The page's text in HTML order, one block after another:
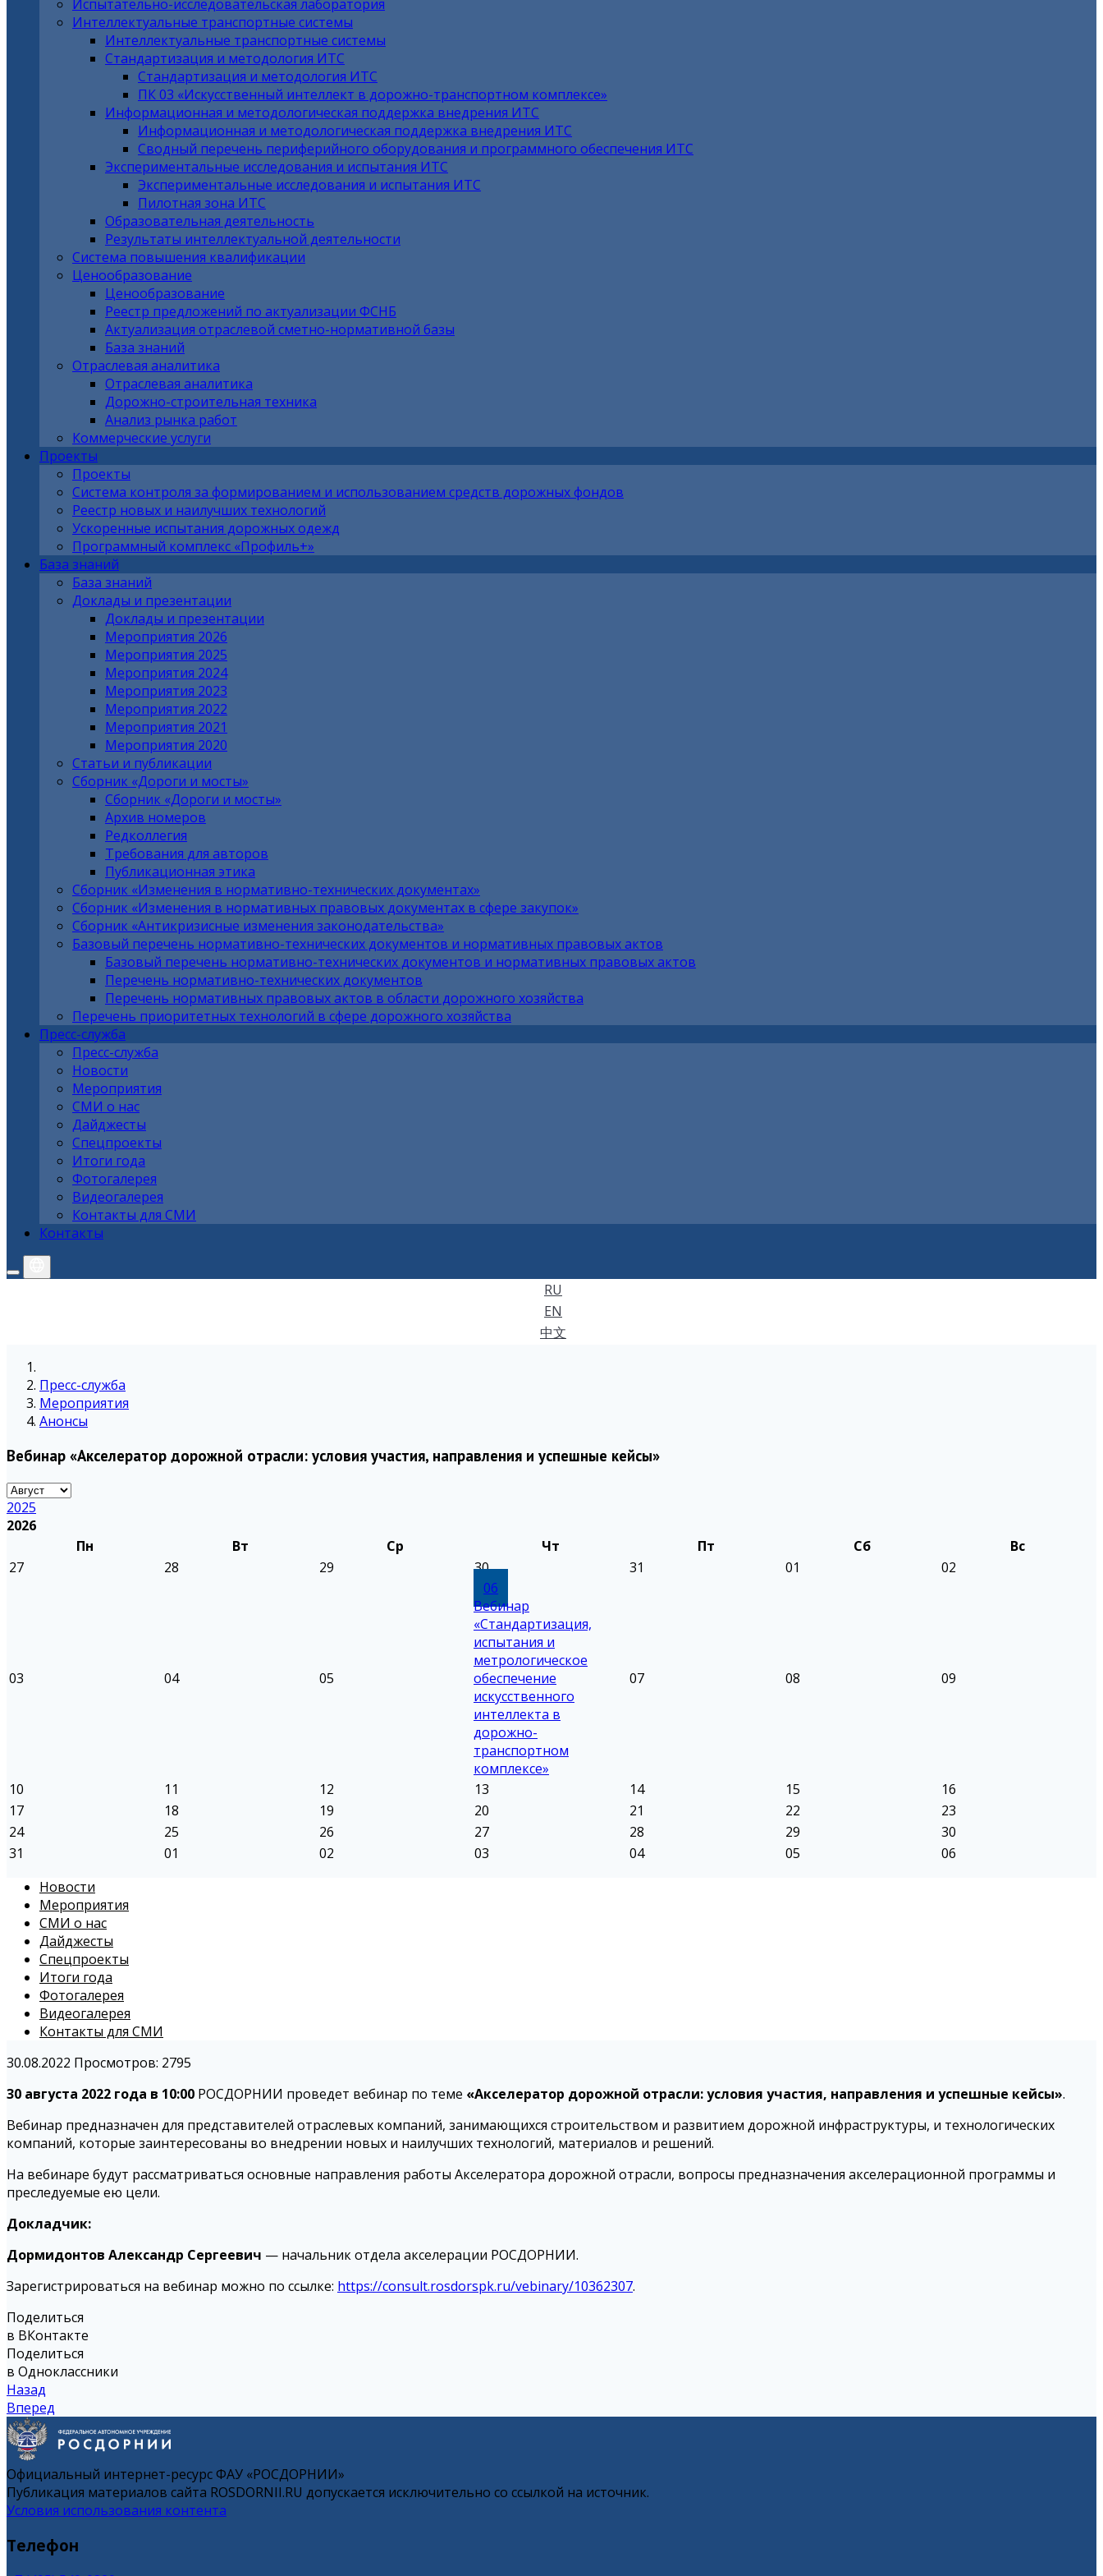
Испытательно-исследовательская лаборатория
Интеллектуальные транспортные системы
Интеллектуальные транспортные системы
Стандартизация и методология ИТС
Стандартизация и методология ИТС
ПК 03 «Искусственный интеллект в дорожно-транспортном комплексе»
Информационная и методологическая поддержка внедрения ИТС
Информационная и методологическая поддержка внедрения ИТС
Сводный перечень периферийного оборудования и программного обеспечения ИТС
Экспериментальные исследования и испытания ИТС
Экспериментальные исследования и испытания ИТС
Пилотная зона ИТС
Образовательная деятельность
Результаты интеллектуальной деятельности
Система повышения квалификации
Ценообразование
Ценообразование
Реестр предложений по актуализации ФСНБ
Актуализация отраслевой сметно-нормативной базы
База знаний
Отраслевая аналитика
Отраслевая аналитика
Дорожно-строительная техника
Анализ рынка работ
Коммерческие услуги
Проекты
Проекты
Система контроля за формированием и использованием средств дорожных фондов
Реестр новых и наилучших технологий
Ускоренные испытания дорожных одежд
Программный комплекс «Профиль+»
База знаний
База знаний
Доклады и презентации
Доклады и презентации
Мероприятия 2026
Мероприятия 2025
Мероприятия 2024
Мероприятия 2023
Мероприятия 2022
Мероприятия 2021
Мероприятия 2020
Статьи и публикации
Сборник «Дороги и мосты»
Сборник «Дороги и мосты»
Архив номеров
Редколлегия
Требования для авторов
Публикационная этика
Сборник «Изменения в нормативно-технических документах»
Сборник «Изменения в нормативных правовых документах в сфере закупок»
Сборник «Антикризисные изменения законодательства»
Базовый перечень нормативно-технических документов и нормативных правовых актов
Базовый перечень нормативно-технических документов и нормативных правовых актов
Перечень нормативно-технических документов
Перечень нормативных правовых актов в области дорожного хозяйства
Перечень приоритетных технологий в сфере дорожного хозяйства
Пресс-служба
Пресс-служба
Новости
Мероприятия
СМИ о нас
Дайджесты
Спецпроекты
Итоги года
Фотогалерея
Видеогалерея
Контакты для СМИ
Контакты
RU
EN
中文
Пресс-служба
Мероприятия
Анонсы
Вебинар «Акселератор дорожной отрасли: условия участия, направления и успешные кейсы»
2025
2026
Пн
Вт Ср Чт Пт Сб
Вс
27
28 29 30 31 01 02
03 04 05
06
Вебинар
«Стандартизация,
испытания и
метрологическое
обеспечение
искусственного
интеллекта в
дорожно-
транспортном
комплексе»
07 08 09
10 11 12 13 14 15
16
17
18 19 20 21 22
23
24
25 26 27 28 29
30
31
01 02 03 04 05
06
Новости
Мероприятия
СМИ о нас
Дайджесты
Спецпроекты
Итоги года
Фотогалерея
Видеогалерея
Контакты для СМИ
30.08.2022 Просмотров: 2795
30 августа 2022 года в 10:00 РОСДОРНИИ проведет вебинар по теме «Акселератор дорожной отрасли: условия участия, направления и успешные кейсы».
Вебинар предназначен для представителей отраслевых компаний, занимающихся строительством и развитием дорожной инфраструктуры, и технологических
компаний, которые заинтересованы во внедрении новых и наилучших технологий, материалов и решений.
На вебинаре будут рассматриваться основные направления работы Акселератора дорожной отрасли, вопросы предназначения акселерационной программы и
преследуемые ею цели.
Докладчик:
Дормидонтов Александр Сергеевич — начальник отдела акселерации РОСДОРНИИ.
Зарегистрироваться на вебинар можно по ссылке: https://consult.rosdorspk.ru/vebinary/10362307.
Поделиться
в ВКонтакте
Поделиться
в Одноклассники
Назад
Вперед
Официальный интернет-ресурс ФАУ «РОСДОРНИИ»
Публикация материалов сайта ROSDORNII.RU допускается исключительно со ссылкой на источник.
Условия использования контента
Телефон